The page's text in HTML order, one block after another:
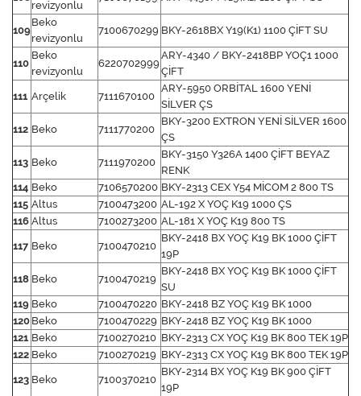
revizyonlu
109
Beko
revizyonlu
7100670299 BKY-2618BX Y19(K1) 1100 ÇİFT SU
110
Beko
revizyonlu
6220702999
ARY-4340 / BKY-2418BP YOÇ1 1000
ÇİFT
111 Arçelik 7111670100
ARY-5950 ORBİTAL 1600 YENİ
SİLVER ÇS
112 Beko 7111770200
BKY-3200 EXTRON YENİ SİLVER 1600
ÇS
113 Beko 7111970200
BKY-3150 Y326A 1400 ÇİFT BEYAZ
RENK
114 Beko 7106570200 BKY-2313 CEX Y54 MİCOM 2 800 TS
115 Altus 7100473200 AL-192 X YOÇ K19 1000 ÇS
116 Altus 7100273200 AL-181 X YOÇ K19 800 TS
117 Beko 7100470210
BKY-2418 BX YOÇ K19 BK 1000 ÇİFT
19P
118 Beko 7100470219
BKY-2418 BX YOÇ K19 BK 1000 ÇİFT
SU
119 Beko 7100470220 BKY-2418 BZ YOÇ K19 BK 1000
120 Beko 7100470229 BKY-2418 BZ YOÇ K19 BK 1000
121 Beko 7100270210 BKY-2313 CX YOÇ K19 BK 800 TEK 19P
122 Beko 7100270219 BKY-2313 CX YOÇ K19 BK 800 TEK 19P
123 Beko 7100370210
BKY-2314 BX YOÇ K19 BK 900 ÇİFT
19P